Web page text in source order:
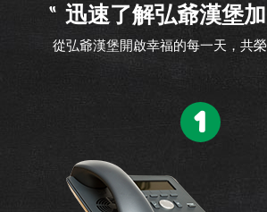
物料的新鮮度。
迅速了解弘爺漢堡
從弘爺漢堡開啟幸福的每一天，共
1